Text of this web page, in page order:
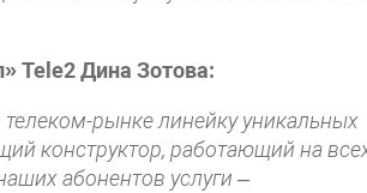
Tele2 Дина Зотова:
рынке линейку уникальных
конструктор, работающий на
абонентов услуги –